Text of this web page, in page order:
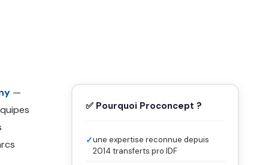
—
✅ Pourquoi Proconcept ?
✓une expertise reconnue depuis
2014 transferts pro IDF